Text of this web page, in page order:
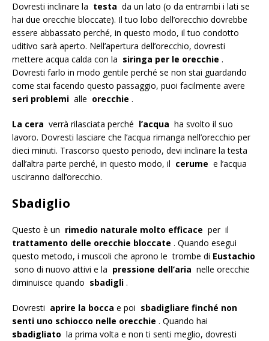
Dovresti inclinare la testa da un lato (o da entrambi i lati se
hai due orecchie bloccate). Il tuo lobo dell’orecchio dovrebbe
essere abbassato perché, in questo modo, il tuo condotto
uditivo sarà aperto. Nell’apertura dell’orecchio, dovresti
mettere acqua calda con la siringa per le orecchie .
Dovresti farlo in modo gentile perché se non stai guardando
come stai facendo questo passaggio, puoi facilmente avere
seri problemi alle orecchie .
La cera verrà rilasciata perché l’acqua ha svolto il suo
lavoro. Dovresti lasciare che l’acqua rimanga nell’orecchio per
dieci minuti. Trascorso questo periodo, devi inclinare la testa
dall’altra parte perché, in questo modo, il cerume e l’acqua
usciranno dall’orecchio.
Sbadiglio
Questo è un rimedio naturale molto efficace per il
trattamento delle orecchie bloccate . Quando esegui
questo metodo, i muscoli che aprono le trombe di Eustachio
sono di nuovo attivi e la pressione dell’aria nelle orecchie
diminuisce quando sbadigli .
Dovresti aprire la bocca e poi sbadigliare finché non
senti uno schiocco nelle orecchie . Quando hai
sbadigliato la prima volta e non ti senti meglio, dovresti